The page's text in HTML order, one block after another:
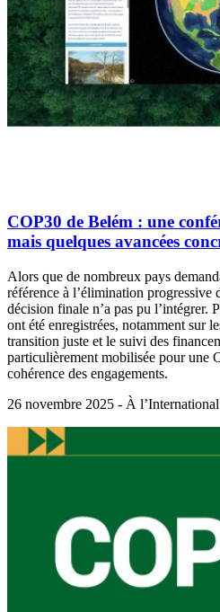
COP30 de Belém : une
mais quelques avancées
Alors que de nombreux pays
référence à l’élimination progressive
décision finale n’a pas pu l’intégrer.
ont été enregistrées, notamment sur
transition juste et le suivi des
particulièrement mobilisée pour une
cohérence des engagements.
26 novembre 2025 - À l’International